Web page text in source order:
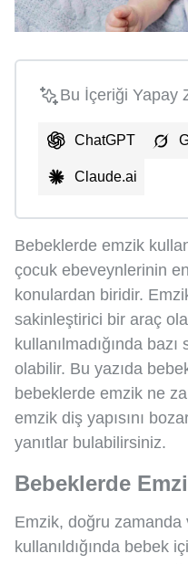
Bu İçeriği Yapay
ChatGPT
Claude.ai
Bebeklerde emzik
çocuk ebeveynlerinin
konulardan biridir.
sakinleştirici bir araç
kullanılmadığında
olabilir. Bu yazıda
bebeklerde emzik ne
emzik diş yapısını
yanıtlar bulabilirsiniz.
Bebeklerde
Emzik, doğru zamanda
kullanıldığında bebek